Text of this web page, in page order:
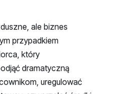
ale biznes
przypadkiem
który
dramatyczną
uregulować